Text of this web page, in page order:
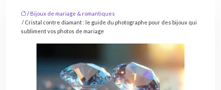
/ Bijoux de mariage & romantiques
/ Cristal contre diamant : le guide du photographe pour des bijoux qui
subliment vos photos de mariage